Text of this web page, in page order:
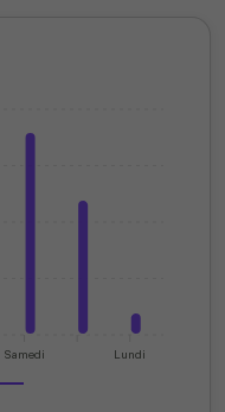
Samedi Lundi